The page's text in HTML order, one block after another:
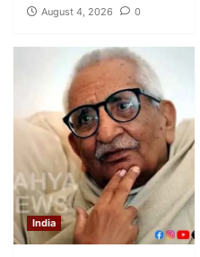
August 4, 2026 0
India